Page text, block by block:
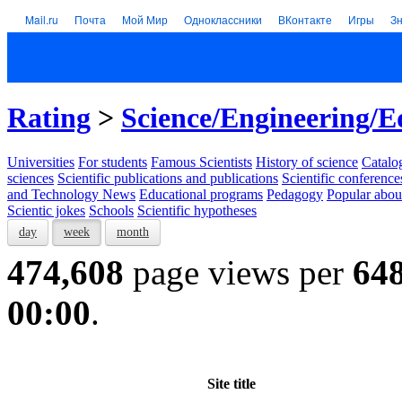
Mail.ru Почта Мой Мир Одноклассники ВКонтакте Игры
Rating > Science/Engineering/
Universities For students Famous Scientists History of science
sciences Scientific publications and publications Scientific
and Technology News Educational programs Pedagogy Popular
Scientic jokes Schools Scientific hypotheses
day week month
474,608 page views per
00:00.
Site title